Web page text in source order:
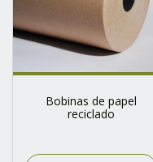
Bobinas de papel
reciclado